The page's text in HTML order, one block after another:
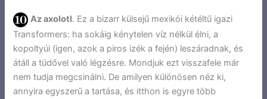
Az axolotl. Ez a bizarr külsejű mexikói kétéltű igazi
Transformers: ha sokáig kénytelen víz nélkül élni, a
kopoltyúi (igen, azok a piros izék a fején) leszáradnak, és
átáll a tüdővel való légzésre. Mondjuk ezt visszafele már
nem tudja megcsinálni. De amilyen különösen néz ki,
annyira egyszerű a tartása, és itthon is egyre több